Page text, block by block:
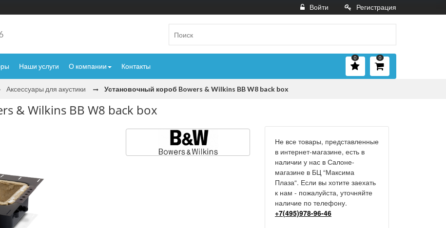
Войти Регистрация
Наши услуги О компании Контакты
0
0
Аксессуары для акустики Установочный короб Bowers & Wilkins BB W8 back box
& Wilkins BB W8 back box
Не все товары, представленные
в интернет-магазине, есть в
наличии у нас в Салоне-
магазине в БЦ “Максима
Плаза“. Если вы хотите заехать
к нам - пожалуйста, уточняйте
наличие по телефону.
+7(495)978-96-46